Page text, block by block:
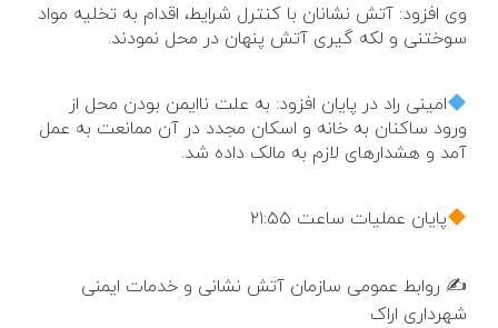
وی افزود: آتش نشانان با کنترل شرایط، اقدام به تخلیه مواد
سوختنی و لکه گیری آتش پنهان در محل نمودند.
امینی راد در پایان افزود: به علت ناایمن بودن محل از
ورود ساکنان به خانه و اسکان مجدد در آن ممانعت به عمل
آمد و هشدارهای لازم به مالک داده شد.
پایان عملیات ساعت ۲۱:۵۵
✍️ روابط عمومی سازمان آتش نشانی و خدمات ایمنی
شهرداری اراک